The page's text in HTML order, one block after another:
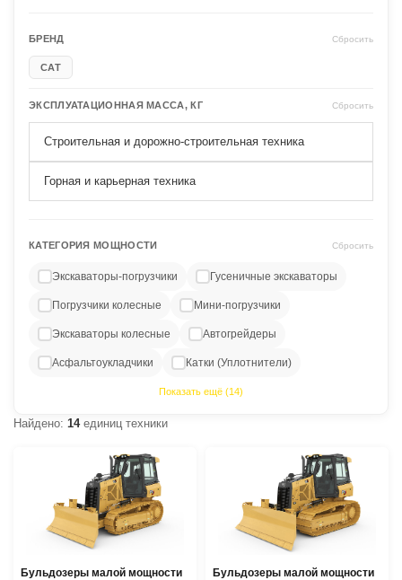
БРЕНД Сбросить
CAT
ЭКСПЛУАТАЦИОННАЯ МАССА, КГ Сбросить
Строительная и дорожно-строительная техника
Горная и карьерная техника
КАТЕГОРИЯ МОЩНОСТИ Сбросить
Экскаваторы-погрузчики Гусеничные экскаваторы
Погрузчики колесные Мини-погрузчики
Экскаваторы колесные Автогрейдеры
Асфальтоукладчики Катки (Уплотнители)
Показать ещё (14)
Найдено: 14единиц техники
Бульдозеры малой мощности
Бульдозеры малой мощности